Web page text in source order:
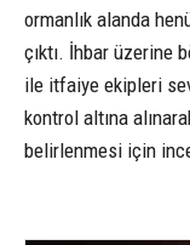
ormanlık alanda
çıktı. İhbar üzerine
ile itfaiye ekipleri
kontrol altına
belirlenmesi için